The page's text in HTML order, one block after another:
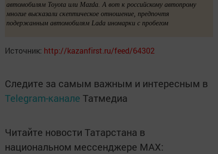
автомобилям Toyota или Mazda. А вот к российскому автопрому
многие высказали скептическое отношение, предпочтя
подержанным автомобилям Lada иномарки с пробегом
Источник: http://kazanfirst.ru/feed/64302
Следите за самым важным и интересным в
Telegram-канале Татмедиа
Читайте новости Татарстана в
национальном мессенджере MАХ: